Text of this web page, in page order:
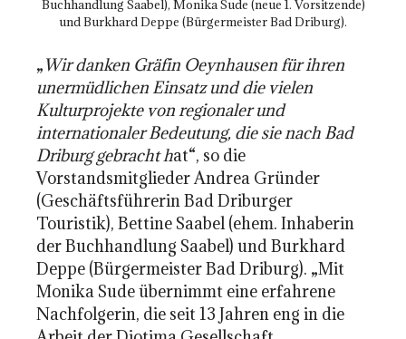
Buchhandlung Saabel), Monika Sude (neue 1. Vorsitzende)
und Burkhard Deppe (Bürgermeister Bad Driburg).
„Wir danken Gräfin Oeynhausen für ihren
unermüdlichen Einsatz und die vielen
Kulturprojekte von regionaler und
internationaler Bedeutung, die sie nach Bad
Driburg gebracht hat“, so die
Vorstandsmitglieder Andrea Gründer
(Geschäftsführerin Bad Driburger
Touristik), Bettine Saabel (ehem. Inhaberin
der Buchhandlung Saabel) und Burkhard
Deppe (Bürgermeister Bad Driburg). „Mit
Monika Sude übernimmt eine erfahrene
Nachfolgerin, die seit 13 Jahren eng in die